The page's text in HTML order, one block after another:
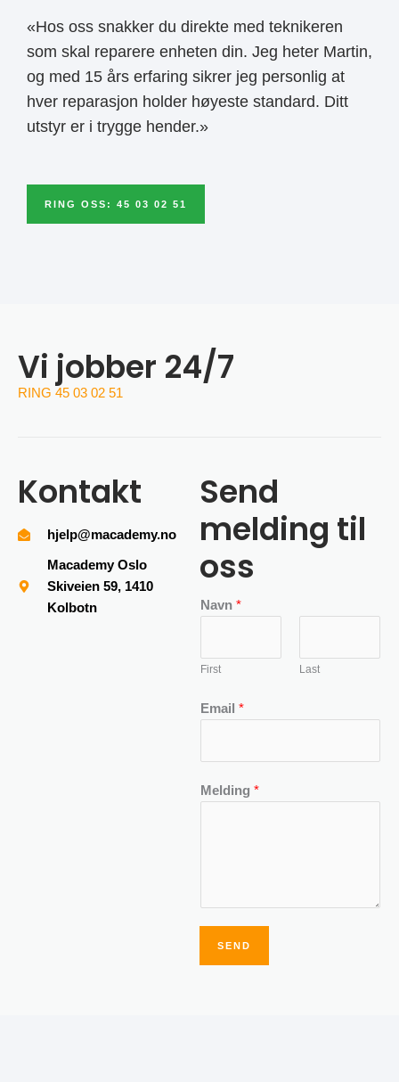
«Hos oss snakker du direkte med teknikeren
som skal reparere enheten din. Jeg heter Martin,
og med 15 års erfaring sikrer jeg personlig at
hver reparasjon holder høyeste standard. Ditt
utstyr er i trygge hender.»
RING OSS: 45 03 02 51
Vi jobber 24/7
RING 45 03 02 51
Kontakt
hjelp@macademy.no
Macademy Oslo
Skiveien 59, 1410
Kolbotn
Send
melding til
oss
Navn *
First Last
Email *
Melding *
SEND